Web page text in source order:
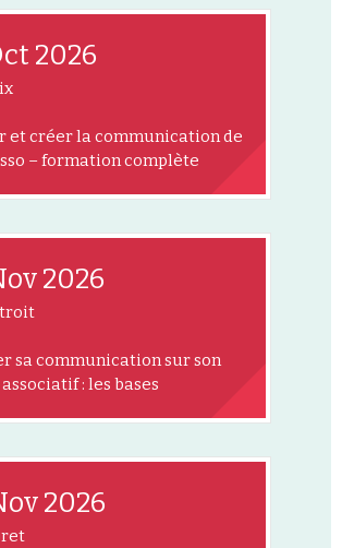
2026
et créer la communication de
– formation complète
2026
sa communication sur son
: les bases
2026